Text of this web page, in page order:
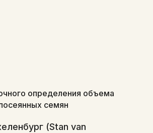
определения объема
семян
(Stan van